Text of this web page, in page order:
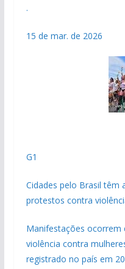
.
15 de mar. de 2026
G1
Cidades pelo Brasil têm
protestos contra
Manifestações
violência contra
registrado no país em